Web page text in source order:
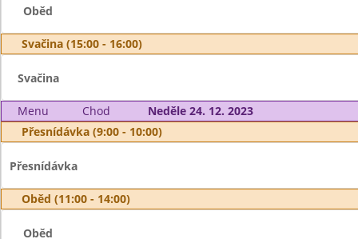
Oběd
Svačina (15:00 - 16:00)
Svačina
Menu Chod
Neděle 24. 12. 2023
Přesnídávka (9:00 - 10:00)
Přesnídávka
Oběd (11:00 - 14:00)
Oběd